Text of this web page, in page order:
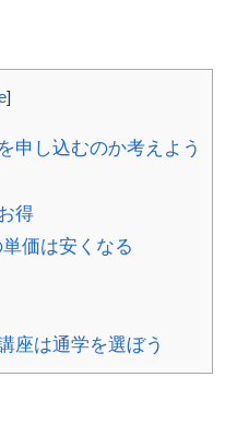
]
申し込むのか考えよう
得
価は安くなる
座は通学を選ぼう